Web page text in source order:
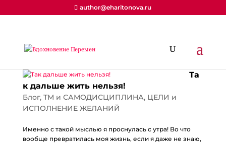
author@eharitonova.ru
Та
к дальше жить нельзя!
Блог, ТМ и САМОДИСЦИПЛИНА, ЦЕЛИ и
ИСПОЛНЕНИЕ ЖЕЛАНИЙ
Именно с такой мыслью я проснулась с утра! Во что
вообще превратилась моя жизнь, если я даже не знаю,